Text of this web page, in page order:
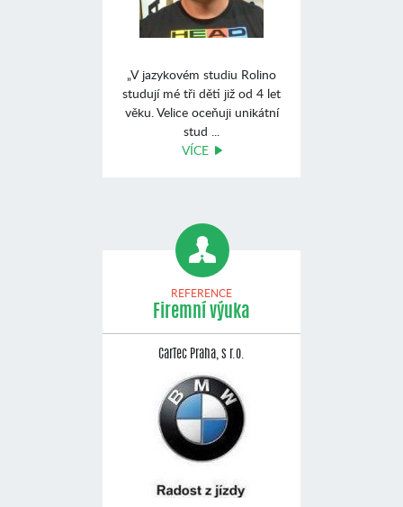
„V jazykovém studiu Rolino
studují mé tři děti již od 4 let
věku. Velice oceňuji unikátní
stud ...
VÍCE
REFERENCE
Firemní výuka
CarTec Praha, s r.o.